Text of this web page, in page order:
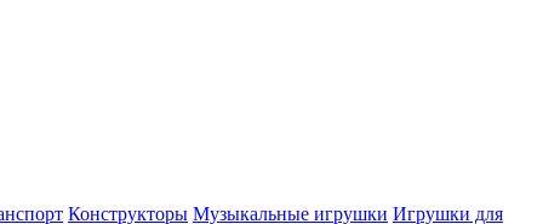
Конструкторы Музыкальные игрушки Игрушки для